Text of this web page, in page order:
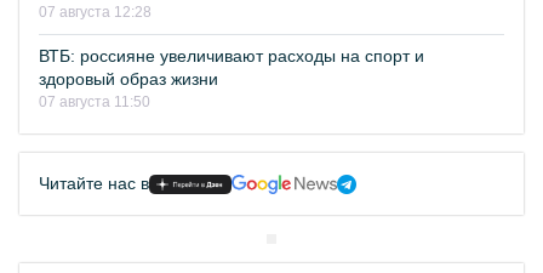
07 августа 12:28
ВТБ: россияне увеличивают расходы на спорт и
здоровый образ жизни
07 августа 11:50
Читайте нас в